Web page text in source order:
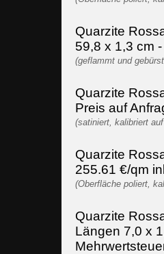
Quarzite
59,8 x 1,3 cm
(geflammt und
Quarzite
Preis auf
(satiniert, kalibriert
Quarzite
255.61 €/qm
(Oberfläche poliert,
Quarzite
Längen 7,0 x